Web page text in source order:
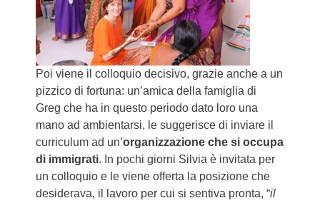
Poi viene il colloquio decisivo, grazie anche a un
pizzico di fortuna: un’amica della famiglia di
Greg che ha in questo periodo dato loro una
mano ad ambientarsi, le suggerisce di inviare il
curriculum ad un’organizzazione che si occupa
di immigrati. In pochi giorni Silvia è invitata per
un colloquio e le viene offerta la posizione che
desiderava, il lavoro per cui si sentiva pronta, “il